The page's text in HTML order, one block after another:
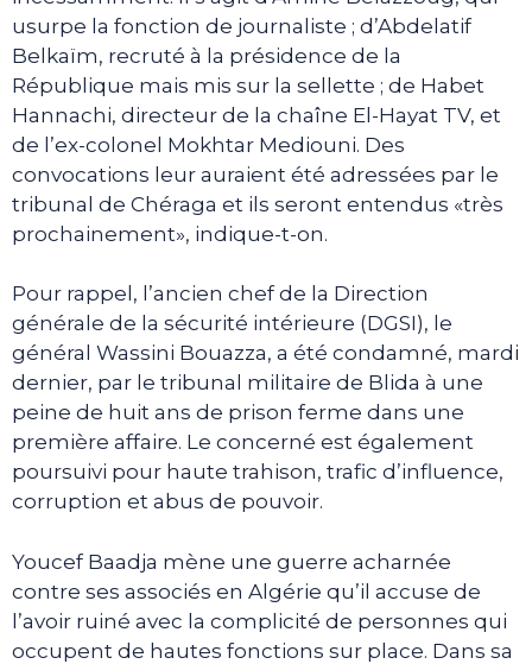
usurpe la fonction de journaliste ; d’Abdelatif
Belkaïm, recruté à la présidence de la
République mais mis sur la sellette ; de Habet
Hannachi, directeur de la chaîne El-Hayat TV, et
de l’ex-colonel Mokhtar Mediouni. Des
convocations leur auraient été adressées par le
tribunal de Chéraga et ils seront entendus «très
prochainement», indique-t-on.
Pour rappel, l’ancien chef de la Direction
générale de la sécurité intérieure (DGSI), le
général Wassini Bouazza, a été condamné, mardi
dernier, par le tribunal militaire de Blida à une
peine de huit ans de prison ferme dans une
première affaire. Le concerné est également
poursuivi pour haute trahison, trafic d’influence,
corruption et abus de pouvoir.
Youcef Baadja mène une guerre acharnée
contre ses associés en Algérie qu’il accuse de
l’avoir ruiné avec la complicité de personnes qui
occupent de hautes fonctions sur place. Dans sa